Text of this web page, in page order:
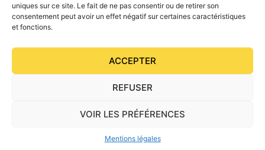
uniques sur ce site. Le fait de ne pas consentir ou de retirer son
consentement peut avoir un effet négatif sur certaines caractéristiques
et fonctions.
ACCEPTER
REFUSER
VOIR LES PRÉFÉRENCES
Mentions légales
– Politique de confidentialité